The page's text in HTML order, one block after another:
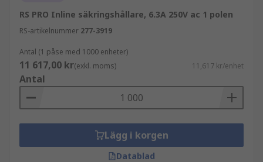
RS PRO Inline säkringshållare, 6.3A 250V ac 1 polen
RS-artikelnummer 277-3919
Antal (1 påse med 1000 enheter)
11 617,00 kr(exkl. moms) 11,617 kr/enhet
Antal
Lägg i korgen
Datablad